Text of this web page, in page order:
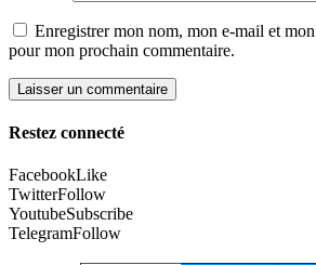
Enregistrer mon nom, mon e-mail et
pour mon prochain commentaire.
Restez connecté
FacebookLike
TwitterFollow
YoutubeSubscribe
TelegramFollow